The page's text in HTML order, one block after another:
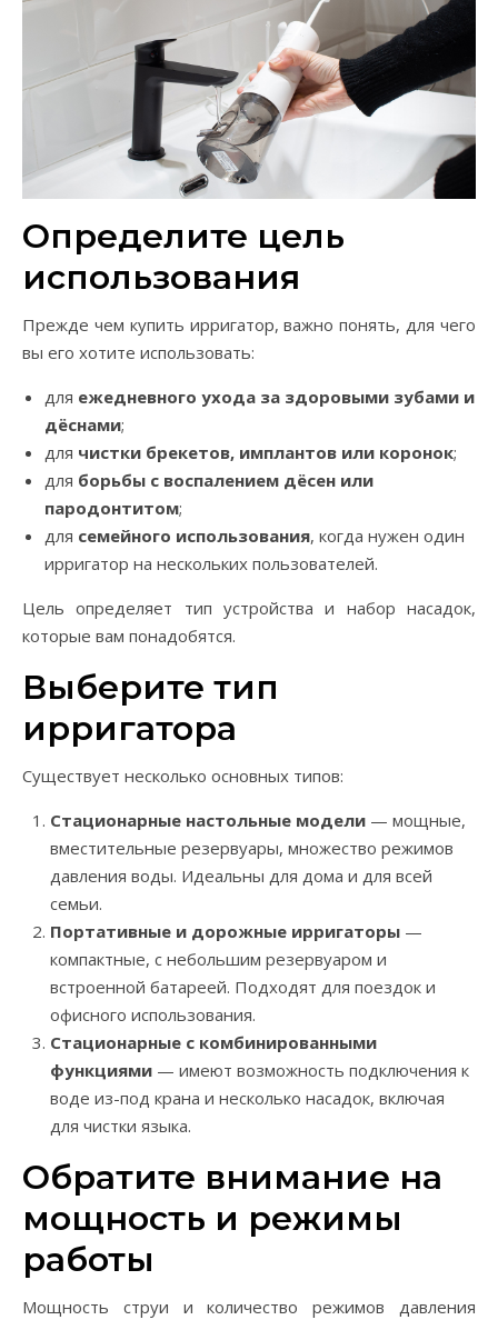
Определите цель
использования
Прежде чем купить ирригатор, важно понять, для чего
вы его хотите использовать:
для ежедневного ухода за здоровыми зубами и
дёснами;
для чистки брекетов, имплантов или коронок;
для борьбы с воспалением дёсен или
пародонтитом;
для семейного использования, когда нужен один
ирригатор на нескольких пользователей.
Цель определяет тип устройства и набор насадок,
которые вам понадобятся.
Выберите тип
ирригатора
Существует несколько основных типов:
Стационарные настольные модели — мощные,
вместительные резервуары, множество режимов
давления воды. Идеальны для дома и для всей
семьи.
Портативные и дорожные ирригаторы —
компактные, с небольшим резервуаром и
встроенной батареей. Подходят для поездок и
офисного использования.
Стационарные с комбинированными
функциями — имеют возможность подключения к
воде из-под крана и несколько насадок, включая
для чистки языка.
Обратите внимание на
мощность и режимы
работы
Мощность струи и количество режимов давления